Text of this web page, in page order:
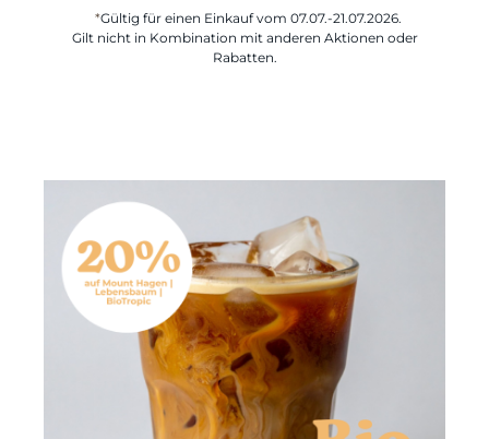
*Gültig für einen Einkauf vom 07.07.-21.07.2026.
Gilt nicht in Kombination mit anderen Aktionen oder
Rabatten.